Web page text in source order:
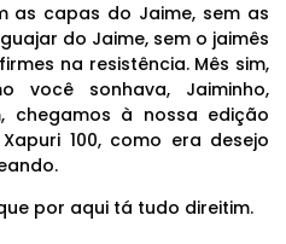
as capas do Jaime, sem as
do Jaime, sem o jaimês
na resistência. Mês sim,
você sonhava, Jaiminho,
chegamos à nossa edição
100, como era desejo
por aqui tá tudo direitim.